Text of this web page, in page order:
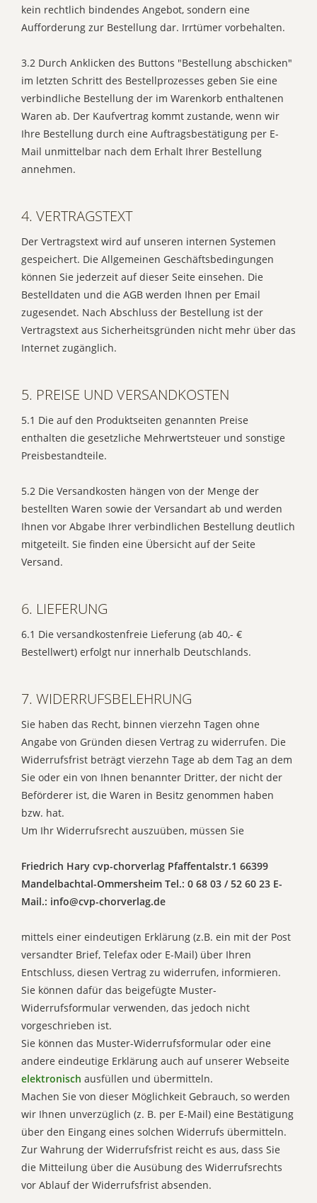
kein rechtlich bindendes Angebot, sondern eine
Aufforderung zur Bestellung dar. Irrtümer vorbehalten.
3.2 Durch Anklicken des Buttons "Bestellung abschicken"
im letzten Schritt des Bestellprozesses geben Sie eine
verbindliche Bestellung der im Warenkorb enthaltenen
Waren ab. Der Kaufvertrag kommt zustande, wenn wir
Ihre Bestellung durch eine Auftragsbestätigung per E-
Mail unmittelbar nach dem Erhalt Ihrer Bestellung
annehmen.
4. VERTRAGSTEXT
Der Vertragstext wird auf unseren internen Systemen
gespeichert. Die Allgemeinen Geschäftsbedingungen
können Sie jederzeit auf dieser Seite einsehen. Die
Bestelldaten und die AGB werden Ihnen per Email
zugesendet. Nach Abschluss der Bestellung ist der
Vertragstext aus Sicherheitsgründen nicht mehr über das
Internet zugänglich.
5. PREISE UND VERSANDKOSTEN
5.1 Die auf den Produktseiten genannten Preise
enthalten die gesetzliche Mehrwertsteuer und sonstige
Preisbestandteile.
5.2 Die Versandkosten hängen von der Menge der
bestellten Waren sowie der Versandart ab und werden
Ihnen vor Abgabe Ihrer verbindlichen Bestellung deutlich
mitgeteilt. Sie finden eine Übersicht auf der Seite
Versand.
6. LIEFERUNG
6.1 Die versandkostenfreie Lieferung (ab 40,- €
Bestellwert) erfolgt nur innerhalb Deutschlands.
7. WIDERRUFSBELEHRUNG
Sie haben das Recht, binnen vierzehn Tagen ohne
Angabe von Gründen diesen Vertrag zu widerrufen. Die
Widerrufsfrist beträgt vierzehn Tage ab dem Tag an dem
Sie oder ein von Ihnen benannter Dritter, der nicht der
Beförderer ist, die Waren in Besitz genommen haben
bzw. hat.
Um Ihr Widerrufsrecht auszuüben, müssen Sie
Friedrich Hary cvp-chorverlag Pfaffentalstr.1 66399
Mandelbachtal-Ommersheim Tel.: 0 68 03 / 52 60 23 E-
Mail.: info@cvp-chorverlag.de
mittels einer eindeutigen Erklärung (z.B. ein mit der Post
versandter Brief, Telefax oder E-Mail) über Ihren
Entschluss, diesen Vertrag zu widerrufen, informieren.
Sie können dafür das beigefügte Muster-
Widerrufsformular verwenden, das jedoch nicht
vorgeschrieben ist.
Sie können das Muster-Widerrufsformular oder eine
andere eindeutige Erklärung auch auf unserer Webseite
elektronisch ausfüllen und übermitteln.
Machen Sie von dieser Möglichkeit Gebrauch, so werden
wir Ihnen unverzüglich (z. B. per E-Mail) eine Bestätigung
über den Eingang eines solchen Widerrufs übermitteln.
Zur Wahrung der Widerrufsfrist reicht es aus, dass Sie
die Mitteilung über die Ausübung des Widerrufsrechts
vor Ablauf der Widerrufsfrist absenden.